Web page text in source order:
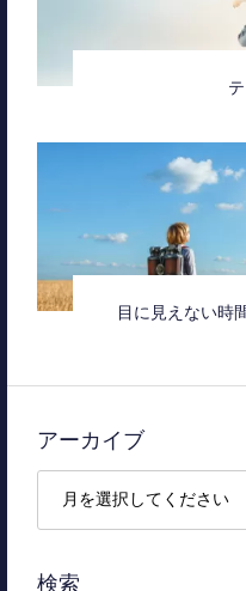
目に見えない時
アーカイブ
検索